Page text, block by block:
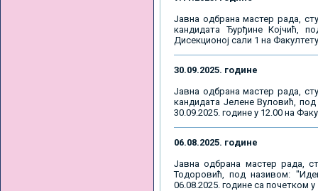
Јавна одбрана мастер рада,
кандидата Ђурђине Којчић,
Дисекционој сали 1 на
30.09.2025. године
Јавна одбрана мастер рада,
кандидата Јелене Вуловић,
30.09.2025. године у 12.00 на
06.08.2025. године
Јавна одбрана мастер рада,
Тодоровић, под називом:
06.08.2025. године са почетком